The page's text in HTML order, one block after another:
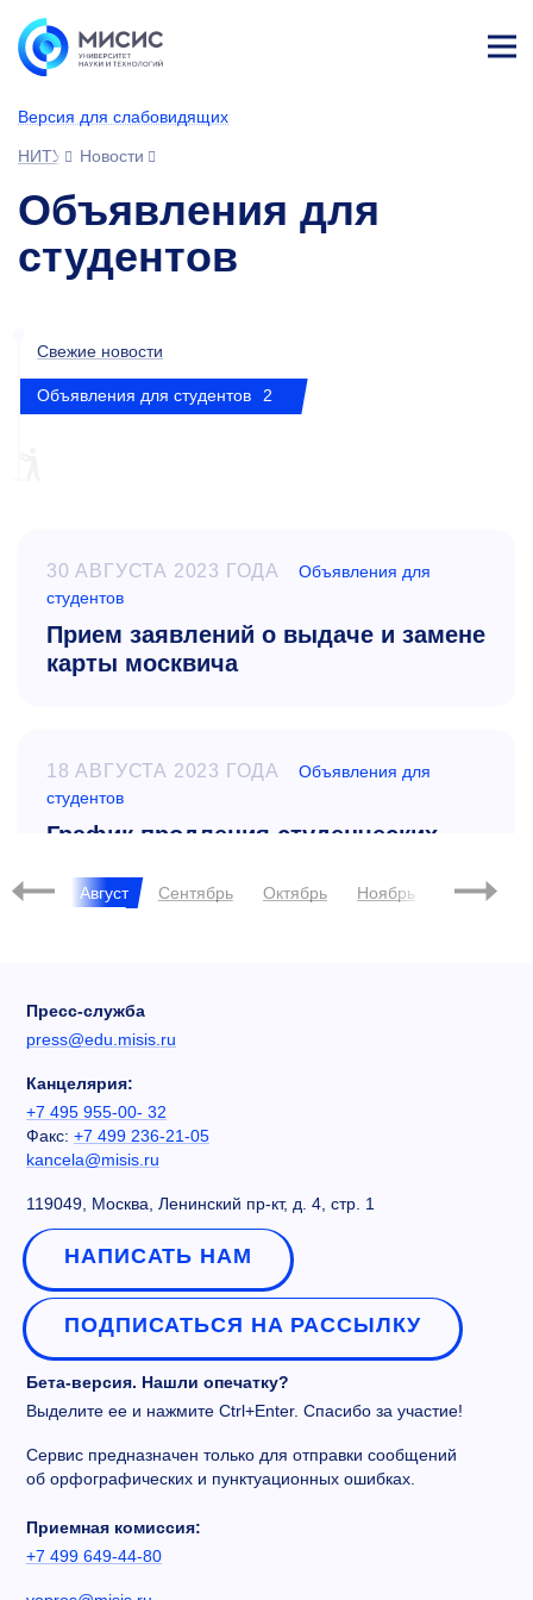
Версия для слабовидящих
НИТУ МИСИС
Новости
Объявления для
студентов
Свежие новости
Объявления для студентов 2
Июль Август Сентябрь Октябрь Ноябрь Декабрь
30 АВГУСТА 2023 ГОДА
Объявления для
студентов
Прием заявлений о выдаче и замене
карты москвича
18 АВГУСТА 2023 ГОДА
Объявления для
студентов
График продления студенческих
Пресс-служба
press@edu.misis.ru
Канцелярия:
+7 495 955-00- 32
Факс: +7 499 236-21-05
kancela@misis.ru
119049, Москва, Ленинский пр-кт, д. 4, стр. 1
НАПИСАТЬ НАМ
ПОДПИСАТЬСЯ НА РАССЫЛКУ
Бета-версия. Нашли опечатку?
Выделите ее и нажмите Ctrl+Enter. Спасибо за участие!
Сервис предназначен только для отправки сообщений
об орфографических и пунктуационных ошибках.
Приемная комиссия:
+7 499 649-44-80